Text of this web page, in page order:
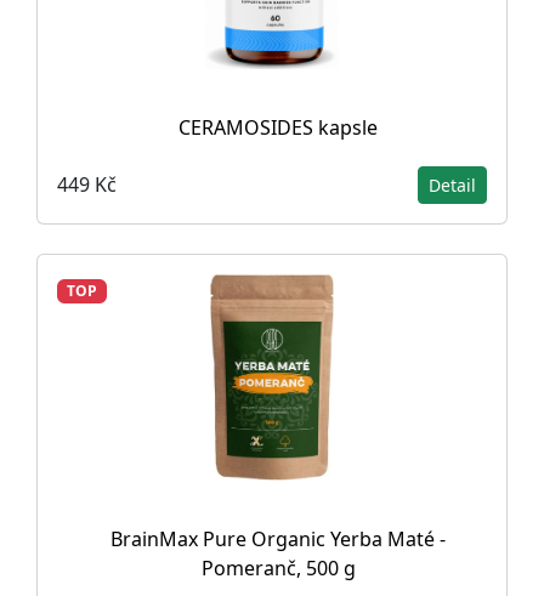
CERAMOSIDES kapsle
449 Kč Detail
TOP
BrainMax Pure Organic Yerba Maté -
Pomeranč, 500 g